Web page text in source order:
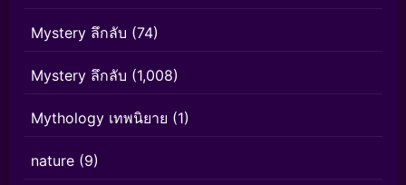
Mystery ลึกลับ (74)
Mystery ลึกลับ (1,008)
Mythology เทพนิยาย (1)
nature (9)